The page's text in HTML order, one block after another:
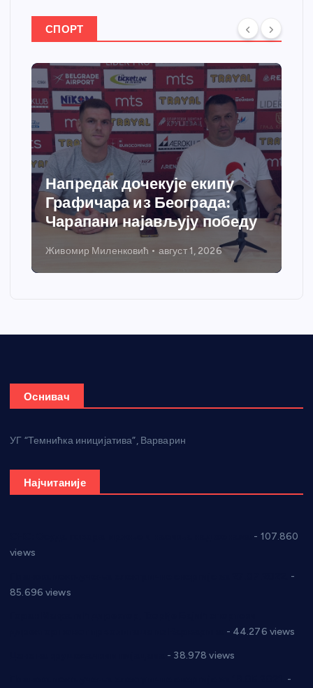
СПОРТ
Спортски центар “Ћићевац”
добија савремени систем
грејања
Никола Петровић јул 31, 2026
Оснивач
УГ “Темнићка иницијатива”, Варварин
Најчитаније
- 107.860
views
-
85.696 views
- 44.276 views
- 38.978 views
-